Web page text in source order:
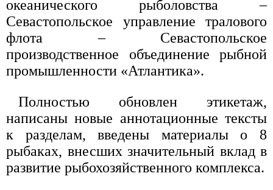
океанического рыболовства –
Севастопольское управление тралового
флота – Севастопольское
производственное объединение рыбной
промышленности «Атлантика».
Полностью обновлен этикетаж,
написаны новые аннотационные тексты
к разделам, введены материалы о 8
рыбаках, внесших значительный вклад в
развитие рыбохозяйственного комплекса.